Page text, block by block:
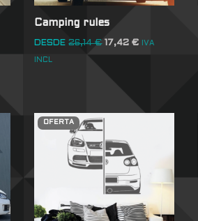
Camping rules
DESDE 26,14€ 17,42€ IVA
INCL
OFERTA